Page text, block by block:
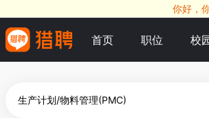
你好，
首页 职位 校